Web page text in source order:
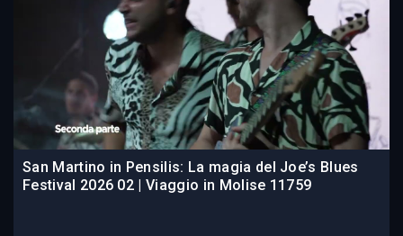
San Martino in Pensilis: La magia del Joe’s Blues
Festival 2026 02 | Viaggio in Molise 11759